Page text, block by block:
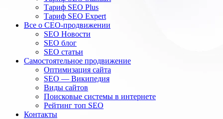
Тариф SEO Plus
Тариф SEO Expert
Все о СЕО-продвижении
SEO Новости
SEO блог
SEO статьи
Самостоятельное продвижение
Оптимизация сайта
SEO — Википедия
Виды сайтов
Поисковые системы в интернете
Рейтинг топ SEO
Контакты